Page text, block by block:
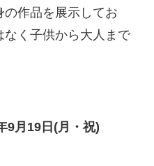
の作品を展示してお
なく子供から大人まで
9月19日(月・祝)